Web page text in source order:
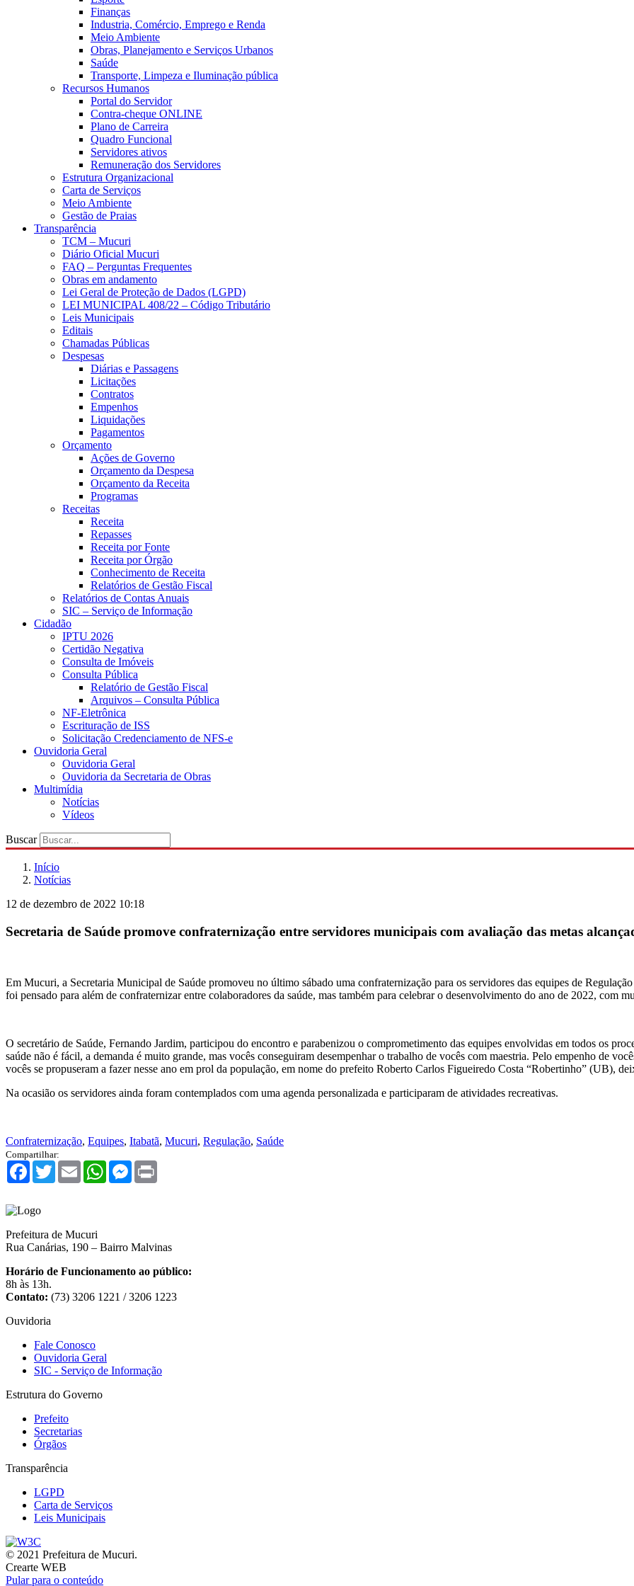
Finanças
Industria, Comércio, Emprego e Renda
Meio Ambiente
Obras, Planejamento e Serviços Urbanos
Saúde
Transporte, Limpeza e Iluminação pública
Recursos Humanos
Portal do Servidor
Contra-cheque ONLINE
Plano de Carreira
Quadro Funcional
Servidores ativos
Remuneração dos Servidores
Estrutura Organizacional
Carta de Serviços
Meio Ambiente
Gestão de Praias
Transparência
TCM – Mucuri
Diário Oficial Mucuri
FAQ – Perguntas Frequentes
Obras em andamento
Lei Geral de Proteção de Dados (LGPD)
LEI MUNICIPAL 408/22 – Código Tributário
Leis Municipais
Editais
Chamadas Públicas
Despesas
Diárias e Passagens
Licitações
Contratos
Empenhos
Liquidações
Pagamentos
Orçamento
Ações de Governo
Orçamento da Despesa
Orçamento da Receita
Programas
Receitas
Receita
Repasses
Receita por Fonte
Receita por Órgão
Conhecimento de Receita
Relatórios de Gestão Fiscal
Relatórios de Contas Anuais
SIC – Serviço de Informação
Cidadão
IPTU 2026
Certidão Negativa
Consulta de Imóveis
Consulta Pública
Relatório de Gestão Fiscal
Arquivos – Consulta Pública
NF-Eletrônica
Escrituração de ISS
Solicitação Credenciamento de NFS-e
Ouvidoria Geral
Ouvidoria Geral
Ouvidoria da Secretaria de Obras
Multimídia
Notícias
Vídeos
Buscar
Início
Notícias
12 de dezembro de 2022 10:18
Secretaria de Saúde promove confraternização entre servidores municipais com avaliação das metas
Em Mucuri, a Secretaria Municipal de Saúde promoveu no último sábado uma confraternização para os servidores das equipes de
foi pensado para além de confraternizar entre colaboradores da saúde, mas também para celebrar o desenvolvimento do ano de 2022, com
O secretário de Saúde, Fernando Jardim, participou do encontro e parabenizou o comprometimento das equipes envolvidas em todos os
saúde não é fácil, a demanda é muito grande, mas vocês conseguiram desempenhar o trabalho de vocês com maestria. Pelo empenho de
vocês se propuseram a fazer nesse ano em prol da população, em nome do prefeito Roberto Carlos Figueiredo Costa “Robertinho” (UB),
Na ocasião os servidores ainda foram contemplados com uma agenda personalizada e participaram de atividades recreativas.
Confraternização, Equipes, Itabatã, Mucuri, Regulação, Saúde
Compartilhar:
Facebook
TwitterEmail WhatsAppMessenger
Prefeitura de Mucuri
Rua Canárias, 190 – Bairro Malvinas
Horário de Funcionamento ao público:
8h às 13h.
Contato: (73) 3206 1221 / 3206 1223
Ouvidoria
Fale Conosco
Ouvidoria Geral
SIC - Serviço de Informação
Estrutura do Governo
Prefeito
Secretarias
Órgãos
Transparência
LGPD
Carta de Serviços
Leis Municipais
© 2021 Prefeitura de Mucuri.
Crearte WEB
Pular para o conteúdo